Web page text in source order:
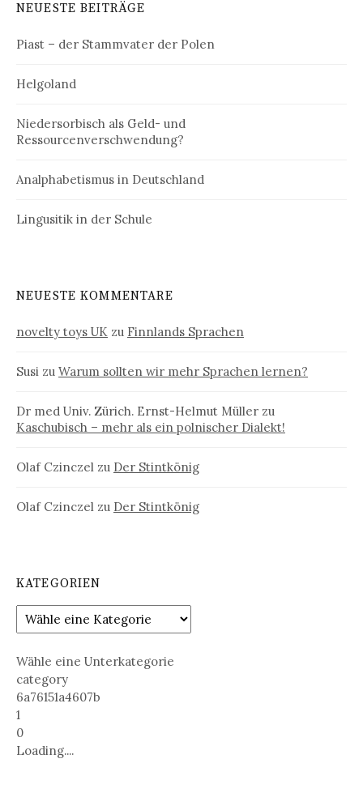
NEUESTE BEITRÄGE
Piast – der Stammvater der Polen
Helgoland
Niedersorbisch als Geld- und
Ressourcenverschwendung?
Analphabetismus in Deutschland
Lingusitik in der Schule
NEUESTE KOMMENTARE
novelty toys UK zu Finnlands Sprachen
Susi zu Warum sollten wir mehr Sprachen lernen?
Dr med Univ. Zürich. Ernst-Helmut Müller zu
Kaschubisch – mehr als ein polnischer Dialekt!
Olaf Czinczel zu Der Stintkönig
Olaf Czinczel zu Der Stintkönig
KATEGORIEN
Wähle eine Unterkategorie
category
6a76151a4607b
1
0
Loading....